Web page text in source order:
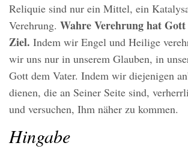
Reliquie sind nur ein Mittel, ein
Verehrung. Wahre Verehrung hat Gott
Ziel. Indem wir Engel und Heilige
wir uns nur in unserem Glauben, in
Gott dem Vater. Indem wir diejenigen
dienen, die an Seiner Seite sind,
und versuchen, Ihm näher zu kommen.
Hingabe